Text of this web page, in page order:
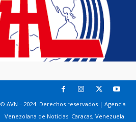
© AVN – 2024. Derechos reservados | Agencia
Venezolana de Noticias. Caracas, Venezuela.